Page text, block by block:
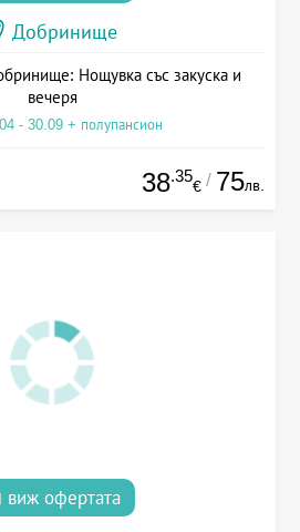
Добринище
Нощувка със закуска и
вечеря
- 30.09 + полупансион
38.35
€ / 75лв.
виж офертата